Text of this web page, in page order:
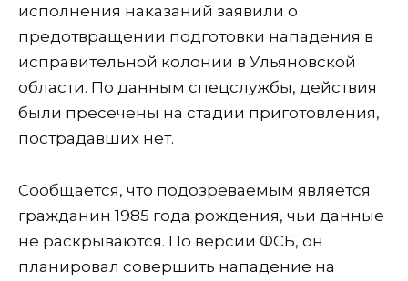
исполнения наказаний заявили о
предотвращении подготовки нападения в
исправительной колонии в Ульяновской
области. По данным спецслужбы, действия
были пресечены на стадии приготовления,
пострадавших нет.
Сообщается, что подозреваемым является
гражданин 1985 года рождения, чьи данные
не раскрываются. По версии ФСБ, он
планировал совершить нападение на